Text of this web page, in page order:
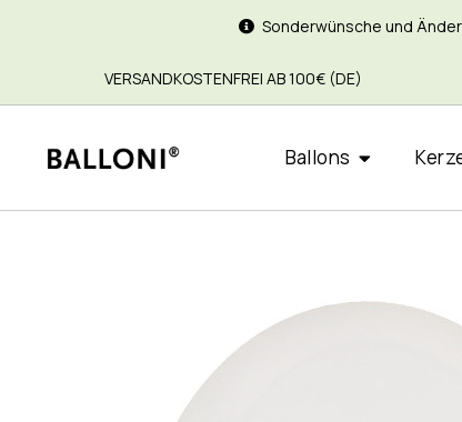
Sonderwünsche und
VERSANDKOSTENFREI AB 100€ (DE)
Ballons